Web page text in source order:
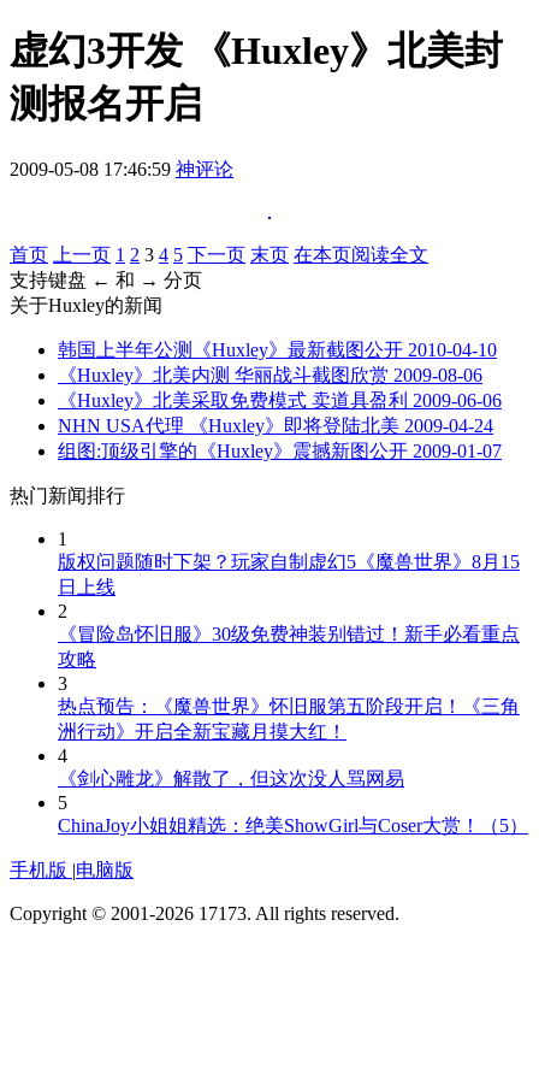
虚幻3开发 《Huxley》北美封
测报名开启
2009-05-08 17:46:59 神评论
首页 上一页 1 2 3 4 5 下一页 末页 在本页阅读全文
支持键盘 ← 和 → 分页
关于Huxley的新闻
韩国上半年公测《Huxley》最新截图公开 2010-04-10
《Huxley》北美内测 华丽战斗截图欣赏 2009-08-06
《Huxley》北美采取免费模式 卖道具盈利 2009-06-06
NHN USA代理 《Huxley》即将登陆北美 2009-04-24
组图:顶级引擎的《Huxley》震撼新图公开 2009-01-07
热门新闻排行
1
版权问题随时下架？玩家自制虚幻5《魔兽世界》8月15
日上线
2
《冒险岛怀旧服》30级免费神装别错过！新手必看重点
攻略
3
热点预告：《魔兽世界》怀旧服第五阶段开启！《三角
洲行动》开启全新宝藏月摸大红！
4
《剑心雕龙》解散了，但这次没人骂网易
5
ChinaJoy小姐姐精选：绝美ShowGirl与Coser大赏！（5）
手机版 |电脑版
Copyright © 2001-2026 17173. All rights reserved.